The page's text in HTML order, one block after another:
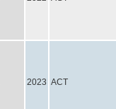
2023 АСТ